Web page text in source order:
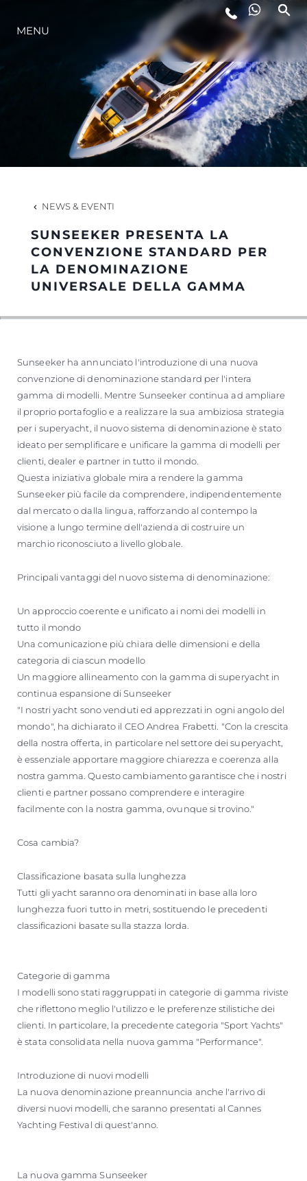
LIFESTYLE
INNOVAZIONE
L'AZIENDA
HERITAGE
MENU
NEWS & EVENTI
SUNSEEKER PRESENTA LA
CONVENZIONE STANDARD PER
LA DENOMINAZIONE
UNIVERSALE DELLA GAMMA
Sunseeker ha annunciato l'introduzione di una nuova
convenzione di denominazione standard per l'intera
gamma di modelli. Mentre Sunseeker continua ad ampliare
il proprio portafoglio e a realizzare la sua ambiziosa strategia
per i superyacht, il nuovo sistema di denominazione è stato
ideato per semplificare e unificare la gamma di modelli per
clienti, dealer e partner in tutto il mondo.
Questa iniziativa globale mira a rendere la gamma
Sunseeker più facile da comprendere, indipendentemente
dal mercato o dalla lingua, rafforzando al contempo la
visione a lungo termine dell'azienda di costruire un
marchio riconosciuto a livello globale.
Principali vantaggi del nuovo sistema di denominazione:
Un approccio coerente e unificato ai nomi dei modelli in
tutto il mondo
Una comunicazione più chiara delle dimensioni e della
categoria di ciascun modello
Un maggiore allineamento con la gamma di superyacht in
continua espansione di Sunseeker
"I nostri yacht sono venduti ed apprezzati in ogni angolo del
mondo", ha dichiarato il CEO Andrea Frabetti. "Con la crescita
della nostra offerta, in particolare nel settore dei superyacht,
è essenziale apportare maggiore chiarezza e coerenza alla
nostra gamma. Questo cambiamento garantisce che i nostri
clienti e partner possano comprendere e interagire
facilmente con la nostra gamma, ovunque si trovino."
Cosa cambia?
Classificazione basata sulla lunghezza
Tutti gli yacht saranno ora denominati in base alla loro
lunghezza fuori tutto in metri, sostituendo le precedenti
classificazioni basate sulla stazza lorda.
Categorie di gamma
I modelli sono stati raggruppati in categorie di gamma riviste
che riflettono meglio l'utilizzo e le preferenze stilistiche dei
clienti. In particolare, la precedente categoria "Sport Yachts"
è stata consolidata nella nuova gamma "Performance".
Introduzione di nuovi modelli
La nuova denominazione preannuncia anche l'arrivo di
diversi nuovi modelli, che saranno presentati al Cannes
Yachting Festival di quest'anno.
La nuova gamma Sunseeker